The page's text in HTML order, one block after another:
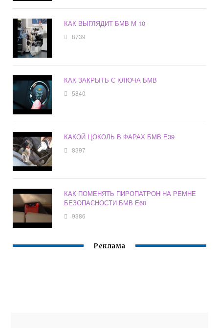
КАК ВЫГЛЯДИТ БМВ М 10
8739
КАК ЗАКРЫТЬ С КЛЮЧА БМВ
5840
КАКОЙ ЦОКОЛЬ В ФАРАХ БМВ Е39
8397
КАК ПОМЕНЯТЬ ПИРОПАТРОН НА РЕМНЕ
БЕЗОПАСНОСТИ БМВ Е60
9386
Реклама